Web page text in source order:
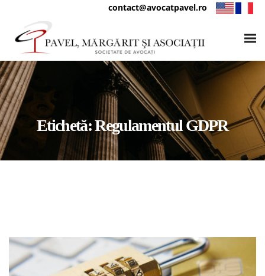
contact@avocatpavel.ro
Etichetă:Regulamentul GDPR